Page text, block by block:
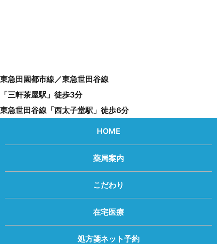
東急田園都市線／東急世田谷線
「三軒茶屋駅」徒歩3分
東急世田谷線「西太子堂駅」徒歩6分
HOME
薬局案内
こだわり
在宅医療
処方箋ネット予約